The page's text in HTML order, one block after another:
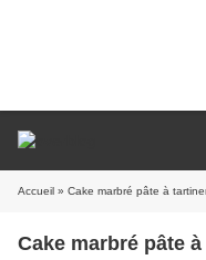
Accueil » Cake marbré pâte à
Cake marbré pâte